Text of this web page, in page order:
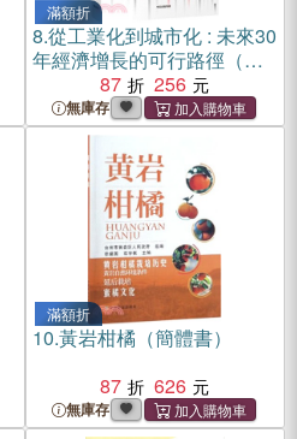
滿額折
8.從工業化到城市化 : 未來30
年經濟增長的可行路徑（簡
87 256
無庫存
滿額折
10.黃岩柑橘（簡體書）
87
626
無庫存